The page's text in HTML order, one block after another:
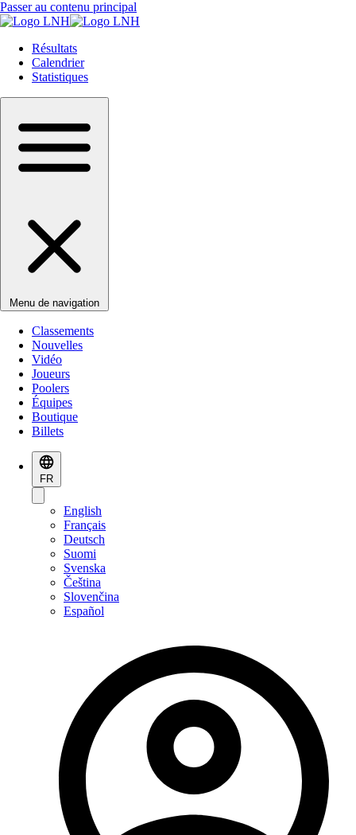
Passer au contenu principal
Résultats
Calendrier
Statistiques
Menu de navigation
Classements
Nouvelles
Vidéo
Joueurs
Poolers
Équipes
Boutique
Billets
FR
English
Français
Deutsch
Suomi
Svenska
Čeština
Slovenčina
Español